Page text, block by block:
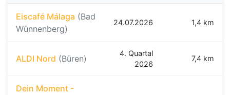
Eiscafé Málaga (Bad
Wünnenberg)
24.07.2026 1,4 km
ALDI Nord (Büren)
4. Quartal
2026
7,4 km
Dein Moment -